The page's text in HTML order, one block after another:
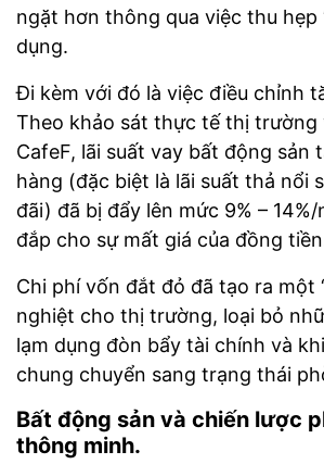
ngặt hơn thông qua việc thu hẹp
dụng.
Đi kèm với đó là việc điều chỉnh
Theo khảo sát thực tế thị trường
CafeF, lãi suất vay bất động sản
hàng (đặc biệt là lãi suất thả nổi
đãi) đã bị đẩy lên mức 9% –
đắp cho sự mất giá của đồng
Chi phí vốn đắt đỏ đã tạo ra một
nghiệt cho thị trường, loại bỏ
lạm dụng đòn bẩy tài chính và
chung chuyển sang trạng thái
Bất động sản và chiến lược
thông minh.